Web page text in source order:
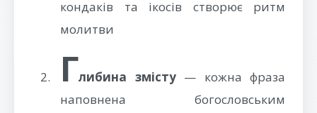
кондаків та ікосів створює ритм
молитви
Глибина змісту— кожна фраза
наповнена богословським